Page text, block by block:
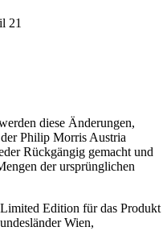
21
diese Änderungen,
Philip Morris Austria
Rückgängig gemacht und
der ursprünglichen
Edition für das Produkt
Wien,